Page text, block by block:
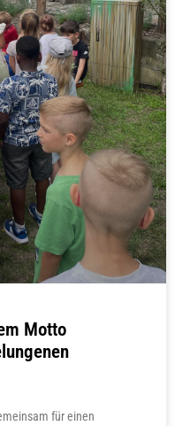
Motto
für einen